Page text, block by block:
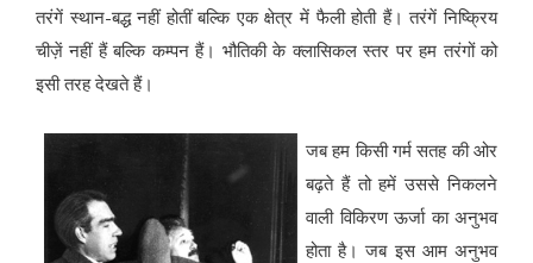
तरंगें स्थान-बद्ध नहीं होतीं बल्कि एक क्षेत्र में फैली होती हैं। तरंगें निष्क्रिय
चीज़ें नहीं हैं बल्कि कम्पन हैं। भौतिकी के क्लासिकल स्तर पर हम तरंगों को
इसी तरह देखते हैं।
जब हम किसी गर्म सतह की ओर
बढ़ते हैं तो हमें उससे निकलने
वाली विकिरण ऊर्जा का अनुभव
होता है। जब इस आम अनुभव